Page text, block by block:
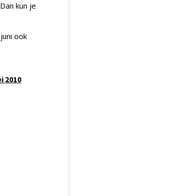
kun je
ook
2010